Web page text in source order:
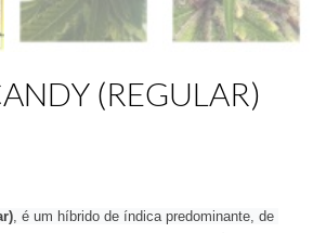
(REGULAR)
, é um híbrido de índica predominante, de